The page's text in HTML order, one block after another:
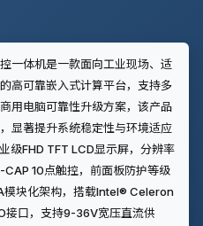
一体机是一款面向工业现场、适
高可靠嵌入式计算平台，支持多
用电脑可靠性升级方案，该产品
显著提升系统稳定性与环境适应
级FHD TFT LCD显示屏，分辨率
10点触控，前面板防护等级
模块化架构，搭载Intel® Celeron
接口，支持9-36V宽压直流供